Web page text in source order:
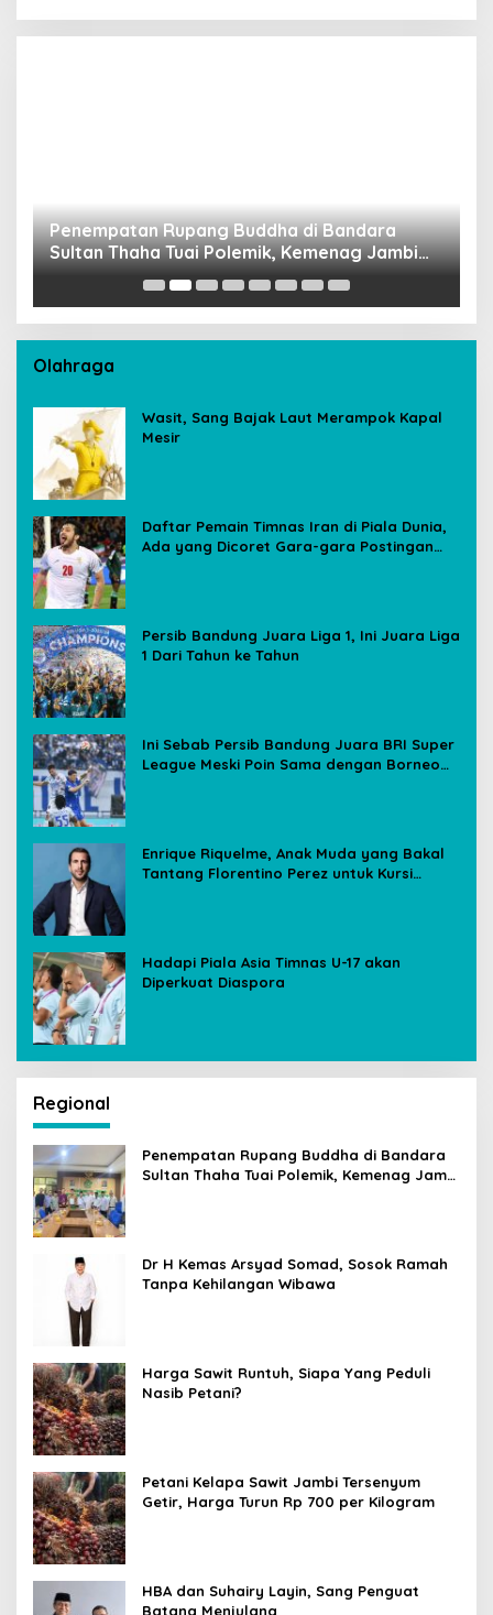
Penempatan Rupang Buddha di Bandara
Sultan Thaha Tuai Polemik, Kemenag Jambi
Ambil Langkah Cepat
Olahraga
Wasit, Sang Bajak Laut Merampok Kapal
Mesir
Daftar Pemain Timnas Iran di Piala Dunia,
Ada yang Dicoret Gara-gara Postingan
Persib Bandung Juara Liga 1, Ini Juara Liga
1 Dari Tahun ke Tahun
Ini Sebab Persib Bandung Juara BRI Super
League Meski Poin Sama dengan Borneo
Enrique Riquelme, Anak Muda yang Bakal
Tantang Florentino Perez untuk Kursi
Hadapi Piala Asia Timnas U-17 akan
Diperkuat Diaspora
Regional
Penempatan Rupang Buddha di Bandara
Sultan Thaha Tuai Polemik, Kemenag Jambi
Dr H Kemas Arsyad Somad, Sosok Ramah
Tanpa Kehilangan Wibawa
Harga Sawit Runtuh, Siapa Yang Peduli
Nasib Petani?
Petani Kelapa Sawit Jambi Tersenyum
Getir, Harga Turun Rp 700 per Kilogram
HBA dan Suhairy Layin, Sang Penguat
Batang Menjulang